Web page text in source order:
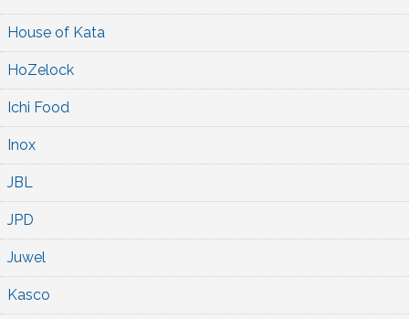
House of Kata
HoZelock
Ichi Food
Inox
JBL
JPD
Juwel
Kasco